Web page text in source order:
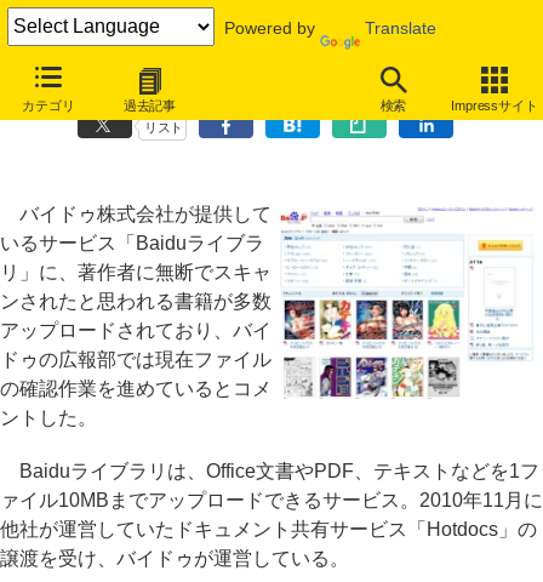
Powered by Translate
カテゴリ 過去記事 検索 Impressサイト
「Baiduライブラリ」に人気漫画など多数の無断アップロード
リスト
バイドゥ株式会社が提供して
いるサービス「Baiduライブラ
リ」に、著作者に無断でスキャ
ンされたと思われる書籍が多数
アップロードされており、バイ
ドゥの広報部では現在ファイル
の確認作業を進めているとコメ
ントした。
Baiduライブラリは、Office文書やPDF、テキストなどを1フ
ァイル10MBまでアップロードできるサービス。2010年11月に
他社が運営していたドキュメント共有サービス「Hotdocs」の
譲渡を受け、バイドゥが運営している。